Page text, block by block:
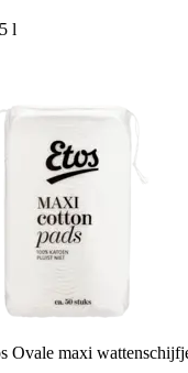
l
Ovale maxi